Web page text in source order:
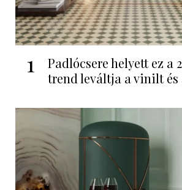
1
Padlócsere helyett ez a
trend leváltja a vinilt és